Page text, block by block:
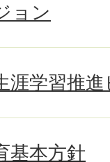
ョン
涯学習推
基本方針